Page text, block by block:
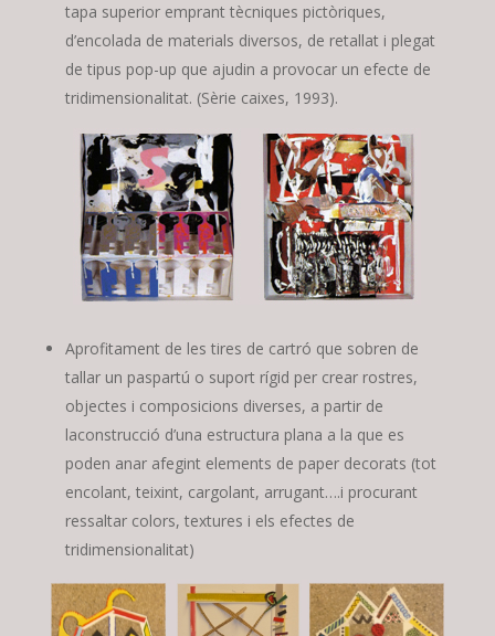
tapa superior emprant tècniques pictòriques,
d’encolada de materials diversos, de retallat i plegat
de tipus pop-up que ajudin a provocar un efecte de
tridimensionalitat. (Sèrie caixes, 1993).
Aprofitament de les tires de cartró que sobren de
tallar un paspartú o suport rígid per crear rostres,
objectes i composicions diverses, a partir de
laconstrucció d’una estructura plana a la que es
poden anar afegint elements de paper decorats (tot
encolant, teixint, cargolant, arrugant….i procurant
ressaltar colors, textures i els efectes de
tridimensionalitat)